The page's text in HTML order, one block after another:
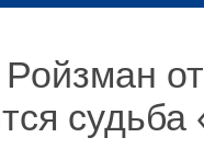
судьба